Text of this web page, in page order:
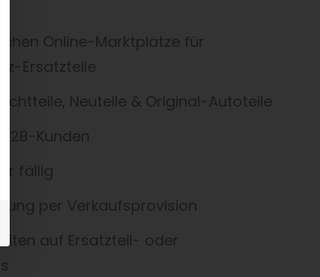
Online-Marktplätze für
Ersatzteile
Neuteile & Original-Autoteile
Kunden
fällig
per Verkaufsprovision
auf Ersatzteil- oder